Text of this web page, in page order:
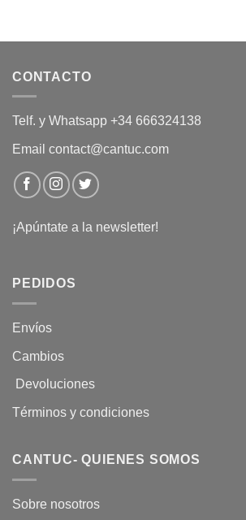
CONTACTO
Telf. y Whatsapp +34 666324138
Email contact@cantuc.com
¡Apúntate a la newsletter!
PEDIDOS
Envíos
Cambios
Devoluciones
Términos y condiciones
CANTUC- QUIENES SOMOS
Sobre nosotros